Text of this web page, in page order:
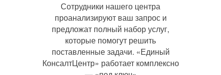
Сотрудники нашего центра
проанализируют ваш запрос и
предложат полный набор услуг,
которые помогут решить
поставленные задачи. «Единый
КонсалтЦентр» работает комплексно